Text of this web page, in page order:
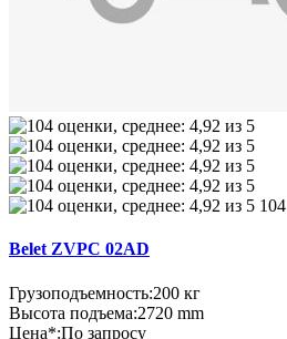
104
Belet ZVPC 02AD
Грузоподъемность:200 кг
Высота подъема:2720 mm
Цена*:По запросу